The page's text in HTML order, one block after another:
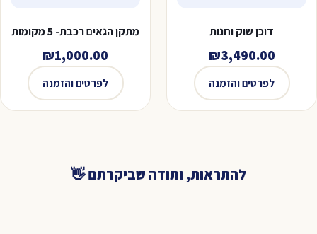
דוכן שוק וחנות
₪3,490.00
לפרטים והזמנה
מתקן הגאים רכבת- 5 מקומות
₪1,000.00
לפרטים והזמנה
להתראות, ותודה שביקרתם 👋